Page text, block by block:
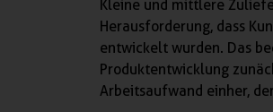
Kleine und mittlere
Herausforderung, dass
entwickelt wurden. Das
Produktentwicklung
Arbeitsaufwand einher,